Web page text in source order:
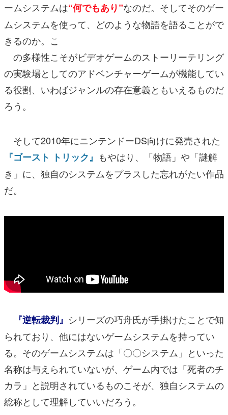
ームシステムは“何でもあり”なのだ。そしてそのゲー
ムシステムを使って、どのような物語を語ることがで
きるのか。こ
の多様性こそがビデオゲームのストーリーテリング
の実験場としてのアドベンチャーゲームが機能してい
る役割、いわばジャンルの存在意義ともいえるものだ
ろう。
そして2010年にニンテンドーDS向けに発売された
『ゴースト トリック』 もやはり、「物語」や「謎解
き」に、独自のシステムをプラスした忘れがたい作品
だ。
『逆転裁判』 シリーズの巧舟氏が手掛けたことで知
られており、他にはないゲームシステムを持ってい
る。そのゲームシステムは「〇〇システム」といった
名称は与えられていないが、ゲーム内では「死者のチ
カラ」と説明されているものこそが、独自システムの
総称として理解していいだろう。